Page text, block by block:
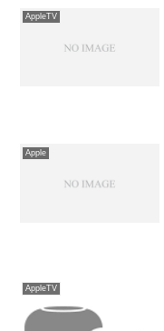
AppleTV
Apple
AppleTV